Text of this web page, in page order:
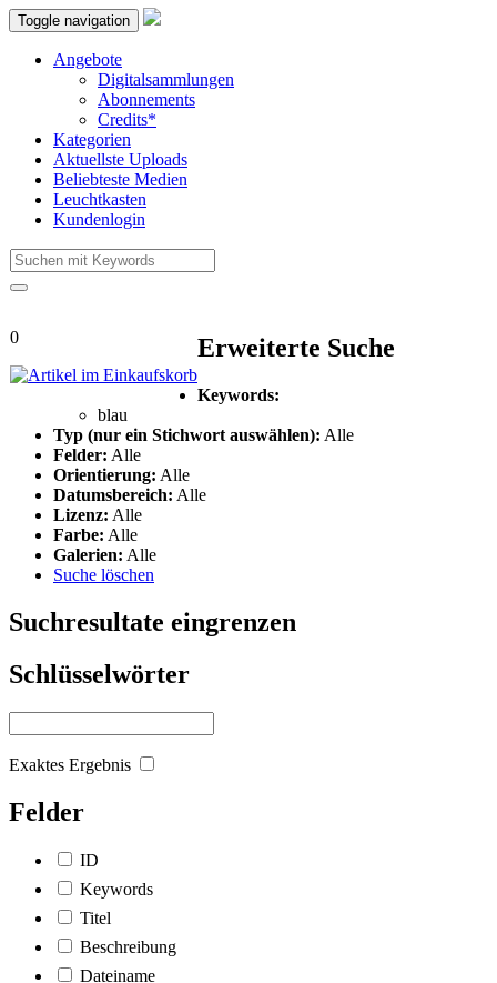
Toggle navigation
Angebote
Digitalsammlungen
Abonnements
Credits*
Kategorien
Aktuellste Uploads
Beliebteste Medien
Leuchtkasten
Kundenlogin
0 Erweiterte Suche
Keywords:
blau
Typ (nur ein Stichwort auswählen): Alle
Felder: Alle
Orientierung: Alle
Datumsbereich: Alle
Lizenz: Alle
Farbe: Alle
Galerien: Alle
Suche löschen
Suchresultate eingrenzen
Schlüsselwörter
Exaktes Ergebnis
Felder
ID
Keywords
Titel
Beschreibung
Dateiname